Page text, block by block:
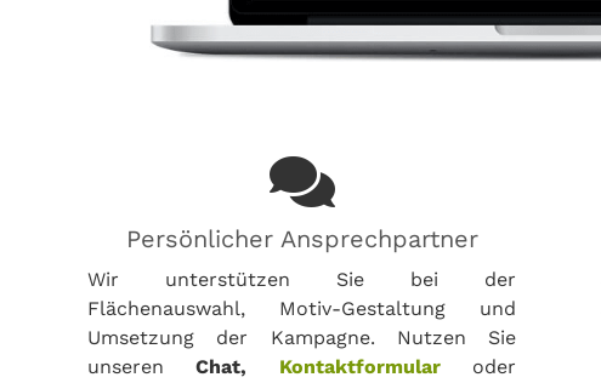
Persönlicher Ansprechpartner
Wir unterstützen Sie bei der
Flächenauswahl, Motiv-Gestaltung und
Umsetzung der Kampagne. Nutzen Sie
unserenChat, Kontaktformularoder